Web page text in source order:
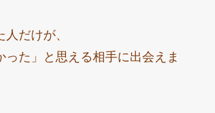
だけが、
った」と思える相手に出会えま